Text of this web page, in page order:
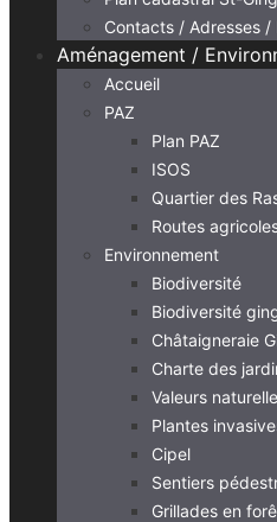
Contacts / Adresses /
Aménagement /
Accueil
PAZ
Plan PAZ
ISOS
Quartier des
Routes
Environnement
Biodiversité
Biodiversité
Châtaigneraie
Charte des
Valeurs
Plantes
Cipel
Sentiers
Grillades en